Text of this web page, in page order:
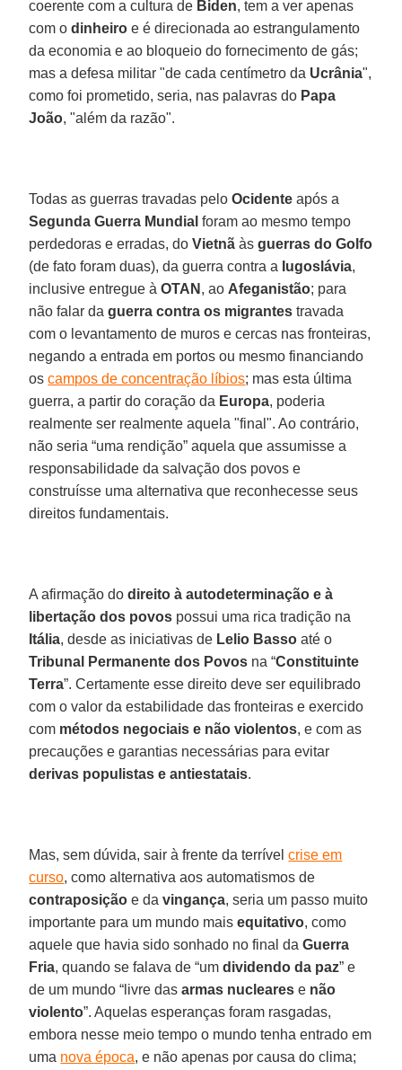
coerente com a cultura de Biden, tem a ver apenas
com odinheiro e é direcionada ao estrangulamento
da economia e ao bloqueio do fornecimento de gás;
mas a defesa militar "de cada centímetro da Ucrânia",
como foi prometido, seria, nas palavras do Papa
João, "além da razão".
Todas as guerras travadas peloOcidente após a
Segunda Guerra Mundial foram ao mesmo tempo
perdedoras e erradas, doVietnã àsguerras do Golfo
(de fato foram duas), da guerra contra a Iugoslávia,
inclusive entregue àOTAN , ao Afeganistão; para
não falar daguerra contra os migrantes travada
com o levantamento de muros e cercas nas fronteiras,
negando a entrada em portos ou mesmo financiando
oscampos de concentração líbios; mas esta última
guerra, a partir do coração da Europa, poderia
realmente ser realmente aquela "final". Ao contrário,
não seria “uma rendição” aquela que assumisse a
responsabilidade da salvação dos povos e
construísse uma alternativa que reconhecesse seus
direitos fundamentais.
A afirmação dodireito à autodeterminação e à
libertação dos povos possui uma rica tradição na
Itália, desde as iniciativas de Lelio Basso até o
Tribunal Permanente dos Povos na “Constituinte
Terra”. Certamente esse direito deve ser equilibrado
com o valor da estabilidade das fronteiras e exercido
com métodos negociais e não violentos, e com as
precauções e garantias necessárias para evitar
derivas populistas e antiestatais.
Mas, sem dúvida, sair à frente da terrívelcrise em
curso, como alternativa aos automatismos de
contraposição e davingança, seria um passo muito
importante para um mundo maisequitativo, como
aquele que havia sido sonhado no final daGuerra
Fria, quando se falava de “umdividendo da paz” e
de um mundo “livre dasarmas nucleares e não
violento”. Aquelas esperanças foram rasgadas,
embora nesse meio tempo o mundo tenha entrado em
uma nova época, e não apenas por causa do clima;